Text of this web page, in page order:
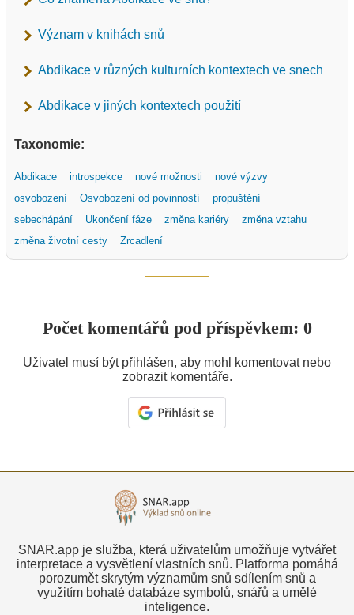
Význam v knihách snů
Abdikace v různých kulturních kontextech ve snech
Abdikace v jiných kontextech použití
Taxonomie:
Abdikace introspekce nové možnosti
nové výzvy
osvobození
Osvobození od povinností
propuštění
sebechápání
Ukončení fáze změna kariéry
změna vztahu
změna životní cesty
Zrcadlení
Počet komentářů pod příspěvkem: 0
Uživatel musí být přihlášen, aby mohl komentovat nebo
zobrazit komentáře.
SNAR.app je služba, která uživatelům umožňuje vytvářet
interpretace a vysvětlení vlastních snů. Platforma pomáhá
porozumět skrytým významům snů sdílením snů a
využitím bohaté databáze symbolů, snářů a umělé
inteligence.